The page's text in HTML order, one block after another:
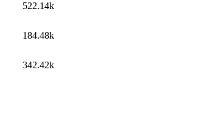
522.14k
184.48k
342.42k